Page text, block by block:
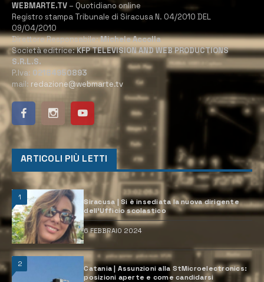
WEBMARTE.TV – Quotidiano online
Registro stampa Tribunale di Siracusa N. 04/2010 DEL
09/04/2010
Direttore Responsabile:Michele Accolla
Società editrice:KFP TELEVISION AND WEB PRODUCTIONS
S.R.L.S.
P.Iva: 02184950893
mail: redazione@webmarte.tv
ARTICOLI PIÙ LETTI
1
Siracusa | Si è insediata la nuova dirigente
dell’Ufficio scolastico
6 FEBBRAIO 2024
2
Catania | Assunzioni alla StMicroelectronics:
posizioni aperte e come candidarsi